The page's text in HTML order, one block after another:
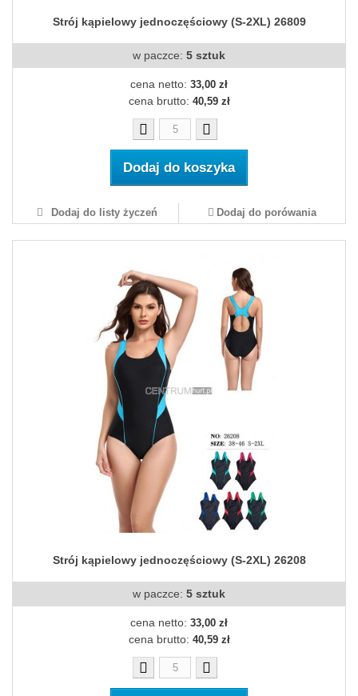
Strój kąpielowy jednoczęściowy (S-2XL) 26809
w paczce: 5 sztuk
cena netto: 33,00 zł
cena brutto: 40,59 zł
Dodaj do koszyka
Dodaj do listy życzeń Dodaj do porówania
Strój kąpielowy jednoczęściowy (S-2XL) 26208
w paczce: 5 sztuk
cena netto: 33,00 zł
cena brutto: 40,59 zł